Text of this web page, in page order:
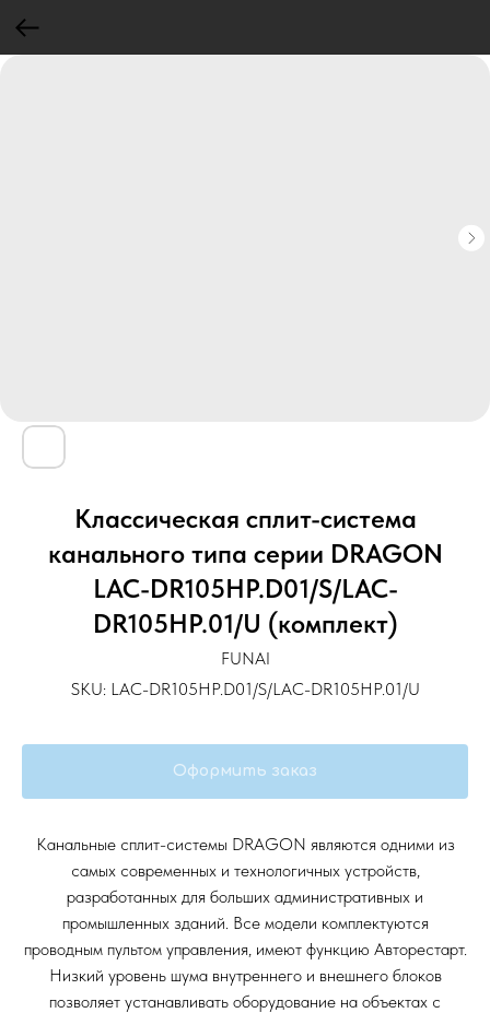
Классическая сплит-система
канального типа серии DRAGON
LAC-DR105HP.D01/S/LAC-
DR105HP.01/U (комплект)
FUNAI
SKU: LAC-DR105HP.D01/S/LAC-DR105HP.01/U
Оформить заказ
Канальные сплит-системы DRAGON являются одними из
самых современных и технологичных устройств,
разработанных для больших административных и
промышленных зданий. Все модели комплектуются
проводным пультом управления, имеют функцию Авторестарт.
Низкий уровень шума внутреннего и внешнего блоков
позволяет устанавливать оборудование на объектах с